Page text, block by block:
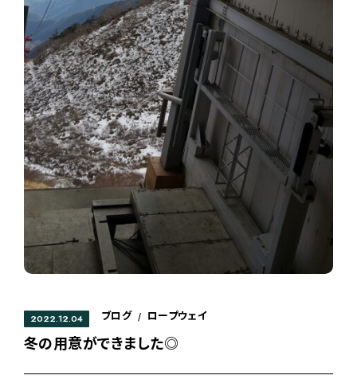
2022.12.04 ブログ / ロープウェイ
冬の用意ができました◎